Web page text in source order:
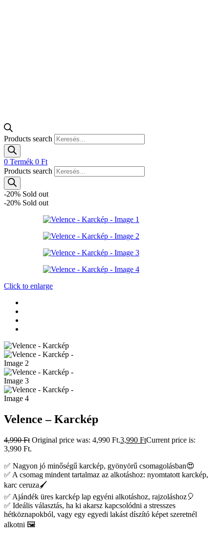
Products search
0 Termék 0 Ft
Products search
-20% Sold out
-20% Sold out
Click to enlarge
Velence – Karckép
4,990Ft Original price was: 4,990 Ft.3,990 FtCurrent price is:
3,990 Ft.
✅ Nagyon jó minőségű karckép, gyönyörű csomagolásban😍
✅ A csomag mindent tartalmaz az alkotáshoz: nyomtatott karckép,
karc ceruza🖌️
✅ Ajándék üres karckép lap egyéni alkotáshoz, rajzoláshoz🎈
✅ Ideális választás, ha ki akarsz kapcsolódni a stresszes
hétköznapokból, vagy egy egyedi lakást díszító képet szeretnél
alkotni 🖼️